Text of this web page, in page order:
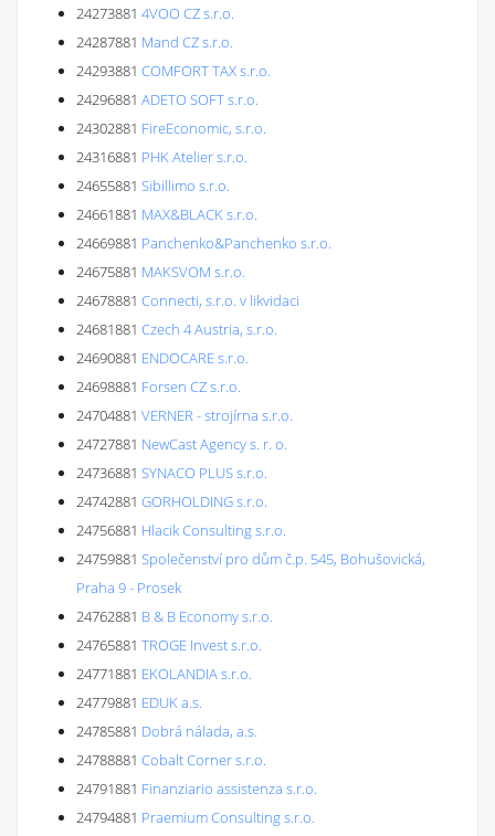
24273881 4VOO CZ s.r.o.
24287881 Mand CZ s.r.o.
24293881 COMFORT TAX s.r.o.
24296881 ADETO SOFT s.r.o.
24302881 FireEconomic, s.r.o.
24316881 PHK Atelier s.r.o.
24655881 Sibillimo s.r.o.
24661881 MAX&BLACK s.r.o.
24669881 Panchenko&Panchenko s.r.o.
24675881 MAKSVOM s.r.o.
24678881 Connecti, s.r.o. v likvidaci
24681881 Czech 4 Austria, s.r.o.
24690881 ENDOCARE s.r.o.
24698881 Forsen CZ s.r.o.
24704881 VERNER - strojírna s.r.o.
24727881 NewCast Agency s. r. o.
24736881 SYNACO PLUS s.r.o.
24742881 GORHOLDING s.r.o.
24756881 Hlacik Consulting s.r.o.
24759881 Společenství pro dům č.p. 545, Bohušovická,
Praha 9 - Prosek
24762881 B & B Economy s.r.o.
24765881 TROGE Invest s.r.o.
24771881 EKOLANDIA s.r.o.
24779881 EDUK a.s.
24785881 Dobrá nálada, a.s.
24788881 Cobalt Corner s.r.o.
24791881 Finanziario assistenza s.r.o.
24794881 Praemium Consulting s.r.o.